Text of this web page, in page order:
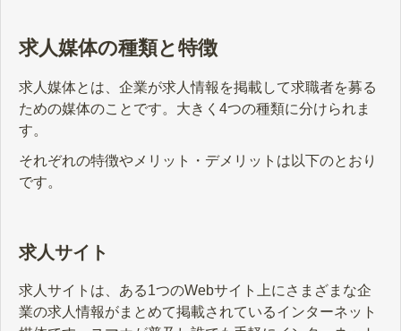
求人媒体の種類と特徴
求人媒体とは、企業が求人情報を掲載して求職者を募る
ための媒体のことです。大きく4つの種類に分けられま
す。
それぞれの特徴やメリット・デメリットは以下のとおり
です。
求人サイト
求人サイトは、ある1つのWebサイト上にさまざまな企
業の求人情報がまとめて掲載されているインターネット